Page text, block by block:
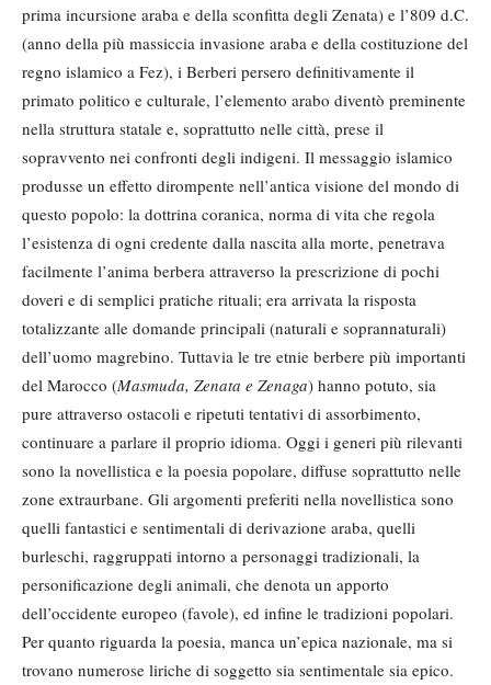
prima incursione araba e della sconfitta degli Zenata) e l’809 d.C.
(anno della più massiccia invasione araba e della costituzione del
regno islamico a Fez), i Berberi persero definitivamente il
primato politico e culturale, l’elemento arabo diventò preminente
nella struttura statale e, soprattutto nelle città, prese il
sopravvento nei confronti degli indigeni. Il messaggio islamico
produsse un effetto dirompente nell’antica visione del mondo di
questo popolo: la dottrina coranica, norma di vita che regola
l’esistenza di ogni credente dalla nascita alla morte, penetrava
facilmente l’anima berbera attraverso la prescrizione di pochi
doveri e di semplici pratiche rituali; era arrivata la risposta
totalizzante alle domande principali (naturali e soprannaturali)
dell’uomo magrebino. Tuttavia le tre etnie berbere più importanti
del Marocco (Masmuda, Zenata e Zenaga) hanno potuto, sia
pure attraverso ostacoli e ripetuti tentativi di assorbimento,
continuare a parlare il proprio idioma. Oggi i generi più rilevanti
sono la novellistica e la poesia popolare, diffuse soprattutto nelle
zone extraurbane. Gli argomenti preferiti nella novellistica sono
quelli fantastici e sentimentali di derivazione araba, quelli
burleschi, raggruppati intorno a personaggi tradizionali, la
personificazione degli animali, che denota un apporto
dell’occidente europeo (favole), ed infine le tradizioni popolari.
Per quanto riguarda la poesia, manca un’epica nazionale, ma si
trovano numerose liriche di soggetto sia sentimentale sia epico.